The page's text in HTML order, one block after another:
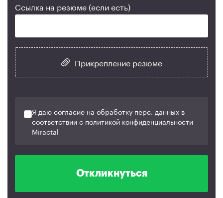
Ссылка на резюме (если есть)
Прикрепление резюме
Я даю согласие на обработку перс. данных в
соответствии с политикой конфиденциальности
Miractal
Откликнуться